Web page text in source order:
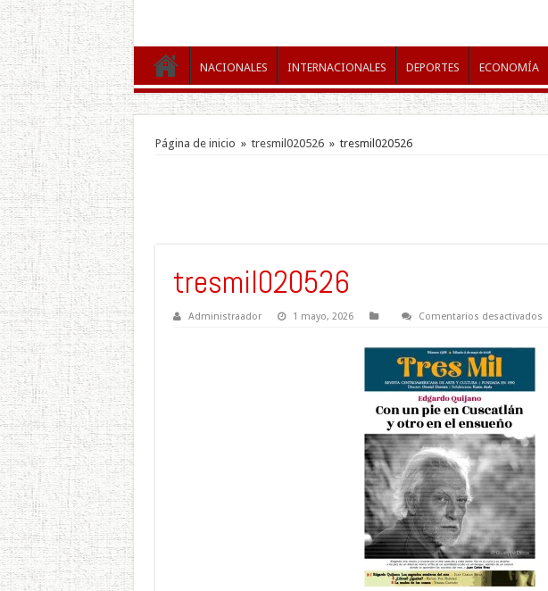
NACIONALES INTERNACIONALES DEPORTES ECONOMÍA
Página de inicio » tresmil020526 » tresmil020526
tresmil020526
Administraador 1 mayo, 2026 Comentarios desactivadosen